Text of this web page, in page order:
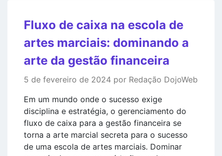
Fluxo de caixa na escola de
artes marciais: dominando a
arte da gestão financeira
5 de fevereiro de 2024 por Redação DojoWeb
Em um mundo onde o sucesso exige
disciplina e estratégia, o gerenciamento do
fluxo de caixa para a gestão financeira se
torna a arte marcial secreta para o sucesso
de uma escola de artes marciais. Dominar